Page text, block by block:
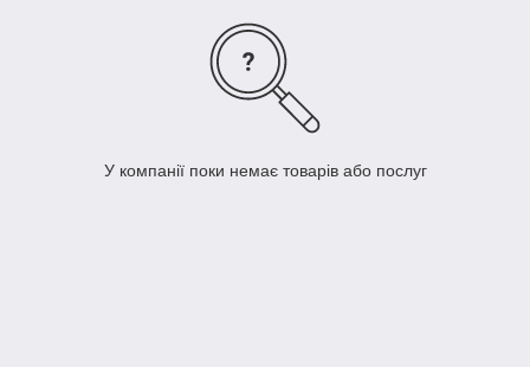
У компанії поки немає товарів або послуг